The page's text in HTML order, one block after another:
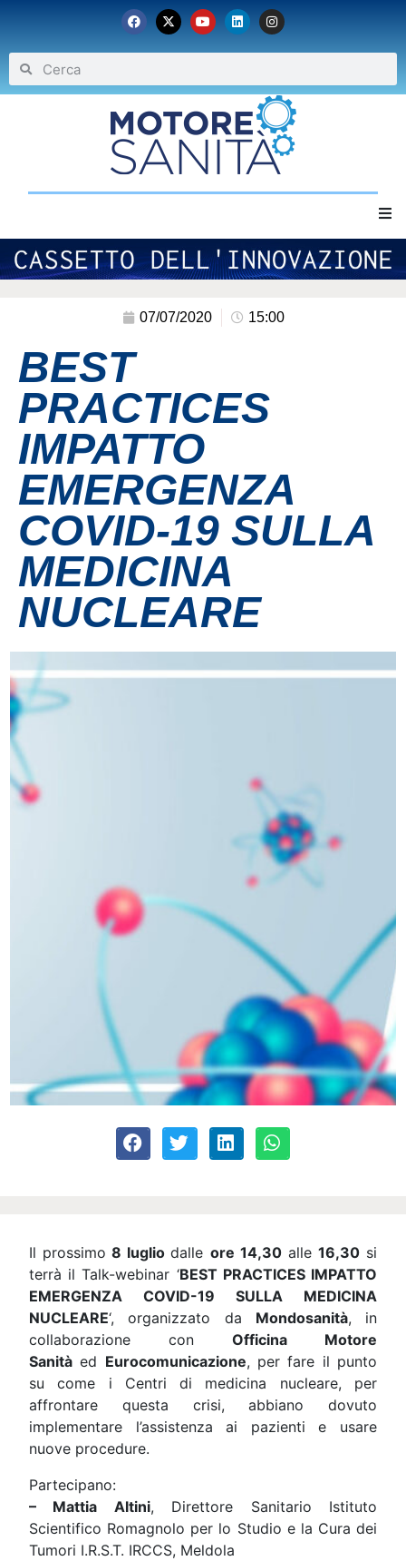
Home
Eventi
Archivio
Contatti
Grandi eventi
Ospedale Virtuale
MotoRare
07/07/2020 15:00
BEST
PRACTICES
IMPATTO
EMERGENZA
COVID-19 SULLA
MEDICINA
NUCLEARE
Il prossimo 8 lugliodalle ore 14,30alle 16,30si
terrà il Talk-webinar ‘BEST PRACTICES IMPATTO
EMERGENZA COVID-19 SULLA MEDICINA
NUCLEARE‘, organizzato da Mondosanità, in
collaborazione con Officina Motore
Sanità ed Eurocomunicazione, per fare il punto
su come i Centri di medicina nucleare, per
affrontare questa crisi, abbiano dovuto
implementare l’assistenza ai pazienti e usare
nuove procedure.
Partecipano:
– Mattia Altini, Direttore Sanitario Istituto
Scientifico Romagnolo per lo Studio e la Cura dei
Tumori I.R.S.T. IRCCS, Meldola